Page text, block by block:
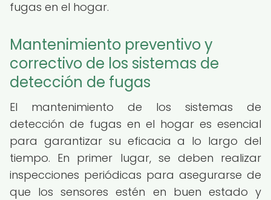
fugas en el hogar.
Mantenimiento preventivo y
correctivo de los sistemas de
detección de fugas
El mantenimiento de los sistemas de
detección de fugas en el hogar es esencial
para garantizar su eficacia a lo largo del
tiempo. En primer lugar, se deben realizar
inspecciones periódicas para asegurarse de
que los sensores estén en buen estado y